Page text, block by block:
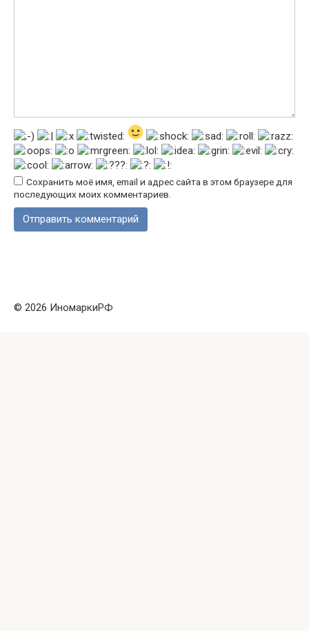
Сохранить моё имя, email и адрес сайта в этом браузере для
последующих моих комментариев.
© 2026 ИномаркиРФ